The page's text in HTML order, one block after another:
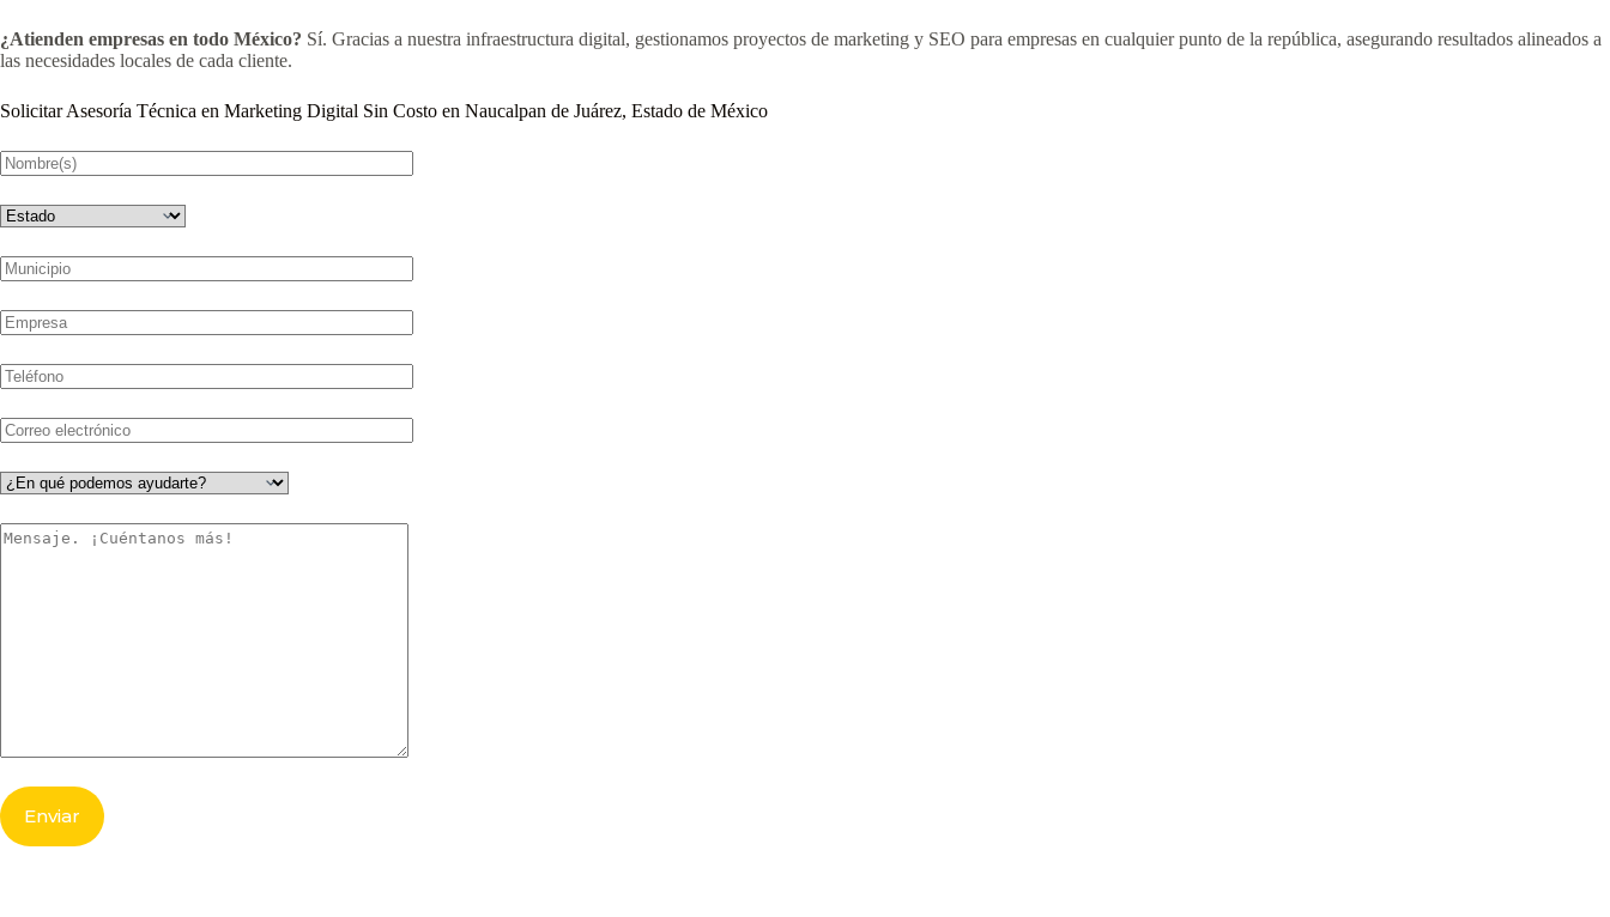
¿Atienden empresas en todo México? Sí. Gracias a nuestra infraestructura digital, gestionamos proyectos de marketing y SEO para empresas en cualquier punto de la república, asegurando resultados alineados a
las necesidades locales de cada cliente.
Solicitar Asesoría Técnica en Marketing Digital Sin Costo en Naucalpan de Juárez, Estado de México